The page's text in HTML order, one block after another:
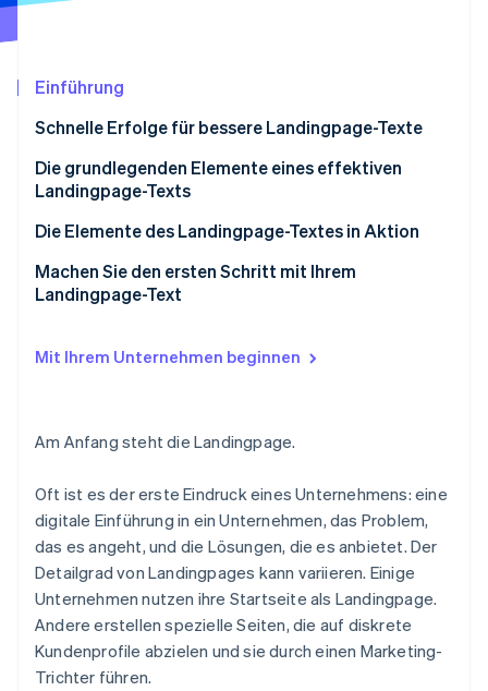
Betrugsprävention
Climate
Stripe-Sessions 2026
Jetzt ansehen
Einführung
Schnelle Erfolge für bessere Landingpage-Texte
Die grundlegenden Elemente eines effektiven
Landingpage-Texts
Die Elemente des Landingpage-Textes in Aktion
Erster Eindruck: Schaffen Sie eine genaue,
vertrauensbildende und dauerhafte Einführung
in Ihrem Text wider
Machen Sie den ersten Schritt mit Ihrem
Landingpage-Text
Mit Ihrem Unternehmen beginnen
Am Anfang steht die Landingpage.
Oft ist es der erste Eindruck eines Unternehmens: eine
digitale Einführung in ein Unternehmen, das Problem,
das es angeht, und die Lösungen, die es anbietet. Der
Detailgrad von Landingpages kann variieren. Einige
Unternehmen nutzen ihre Startseite als Landingpage.
Andere erstellen spezielle Seiten, die auf diskrete
Kundenprofile abzielen und sie durch einen Marketing-
Trichter führen.